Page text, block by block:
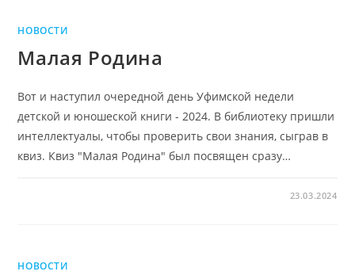
НОВОСТИ
Малая Родина
Вот и наступил очередной день Уфимской недели
детской и юношеской книги - 2024. В библиотеку пришли
интеллектуалы, чтобы проверить свои знания, сыграв в
квиз. Квиз "Малая Родина" был посвящен сразу…
23.03.2024
НОВОСТИ